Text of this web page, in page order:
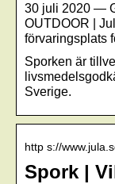
30 juli 2020 —
OUTDOOR |
förvaringsplats
Sporken är
Sverige.
http s://
Spork |